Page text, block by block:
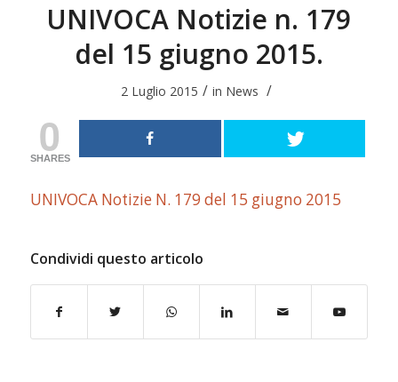
UNIVOCA Notizie n. 179
del 15 giugno 2015.
2 Luglio 2015 / in News /
0
SHARES
UNIVOCA Notizie N. 179 del 15 giugno 2015
Condividi questo articolo